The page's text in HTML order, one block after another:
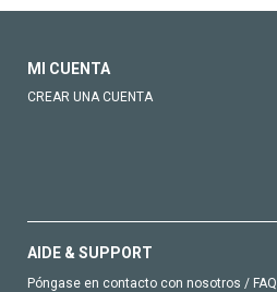
MI CUENTA
CREAR UNA CUENTA
AIDE & SUPPORT
Póngase en contacto con nosotros / FAQ